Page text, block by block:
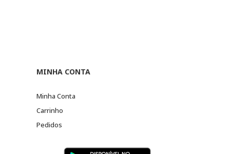
MINHA CONTA
Minha Conta
Carrinho
Pedidos